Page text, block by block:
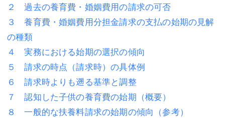
離婚（夫婦間トラブル）
企業法務
労働問題（解雇，残業等）
刑事弁護
交通事故
企業法務
労働問題（解雇，残業等）
刑事弁護
交通事故
不動産登記
２ 過去の養育費・婚姻費用の請求の可否
３ 養育費・婚姻費用分担金請求の支払の始期の見解
の種類
４ 実務における始期の選択の傾向
５ 請求の時点（請求時）の具体例
６ 請求時よりも遡る基準と調整
７ 認知した子供の養育費の始期（概要）
８ 一般的な扶養料請求の始期の傾向（参考）